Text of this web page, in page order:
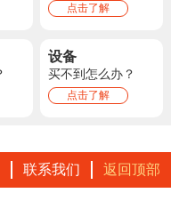
点击了解
设备
买不到怎么办？
点击了解
联系我们 返回顶部